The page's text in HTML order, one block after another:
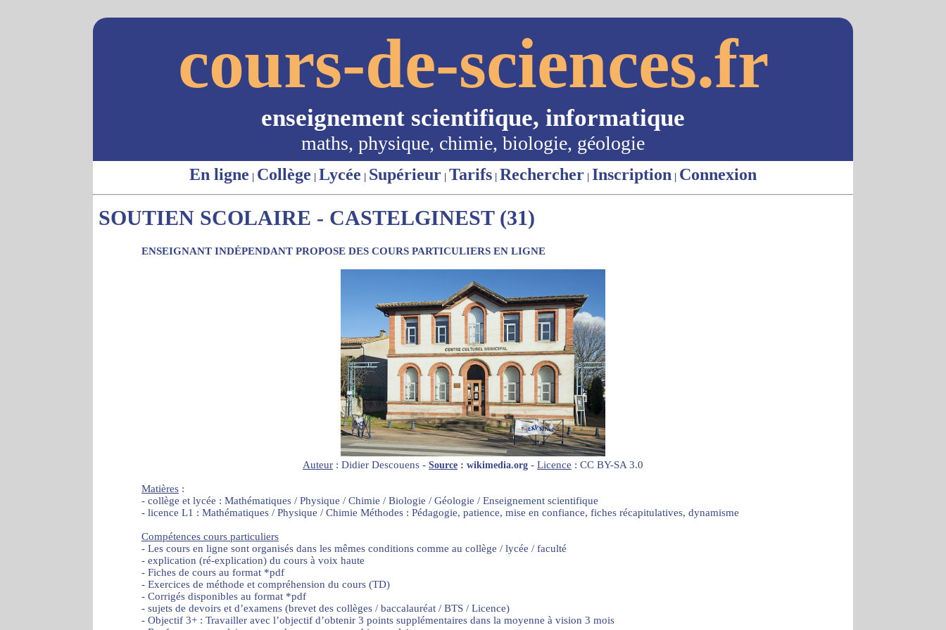
cours-de-sciences.fr
enseignement scientifique, informatique
maths, physique, chimie, biologie, géologie
En ligne | Collège | Lycée | Supérieur | Tarifs | Rechercher | Inscription | Connexion
SOUTIEN SCOLAIRE - CASTELGINEST (31)
ENSEIGNANT INDÉPENDANT PROPOSE DES COURS PARTICULIERS EN LIGNE
Auteur : Didier Descouens - Source : wikimedia.org - Licence : CC BY-SA 3.0
Matières :
- collège et lycée : Mathématiques / Physique / Chimie / Biologie / Géologie / Enseignement scientifique
- licence L1 : Mathématiques / Physique / Chimie Méthodes : Pédagogie, patience, mise en confiance, fiches récapitulatives, dynamisme
Compétences cours particuliers
- Les cours en ligne sont organisés dans les mêmes conditions comme au collège / lycée / faculté
- explication (ré-explication) du cours à voix haute
- Fiches de cours au format *pdf
- Exercices de méthode et compréhension du cours (TD)
- Corrigés disponibles au format *pdf
- sujets de devoirs et d’examens (brevet des collèges / baccalauréat / BTS / Licence)
- Objectif 3+ : Travailler avec l’objectif d’obtenir 3 points supplémentaires dans la moyenne à vision 3 mois